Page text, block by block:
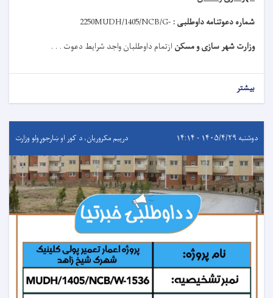
شماره دعوتنامه داوطلبی : MUDH/1405/NCB/G-
2250
وزارت شهر سازی و مسکن ازتمام داوطلبان واجد شرایط دعوت . . .
بیشتر
دوشنبه ۱۴۰۵/۴/۲۹ - ۱۴:۱۴ درېيم مکروریان، د کور او ښارجوړولو وزارت